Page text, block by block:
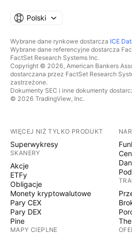
Polski
Wybrane dane rynkowe dostarcza ICE
Wybrane dane referencyjne dostarcza
FactSet Research Systems Inc.
Copyright © 2026, American Bankers
dostarczana przez FactSet Research
zastrzeżone.
Dokumenty SEC i inne dokumenty
© 2026 TradingView, Inc.
WIĘCEJ NIŻ TYLKO PRODUKT
Superwykresy
SKANERY
Akcje
ETFy
Obligacje
Monety kryptowalutowe
Pary CEX
Pary DEX
Pine
MAPY CIEPLNE